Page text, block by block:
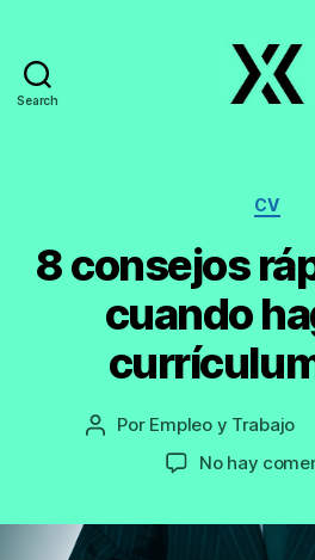
Search
CV
8 consejos
cuando
Autor
Por Empleo y Trabajo
No hay